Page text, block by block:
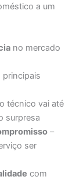
a um
no mercado
técnico vai até
surpresa
–
ser
com